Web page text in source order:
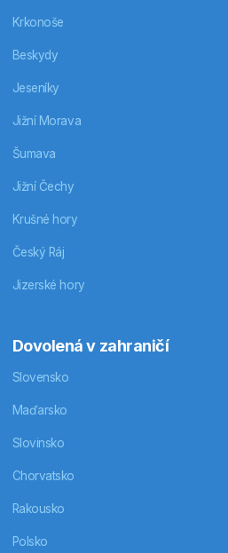
Krkonoše
Beskydy
Jeseníky
Jižní Morava
Šumava
Jižní Čechy
Krušné hory
Český Ráj
Jizerské hory
Dovolená v zahraničí
Slovensko
Maďarsko
Slovinsko
Chorvatsko
Rakousko
Polsko